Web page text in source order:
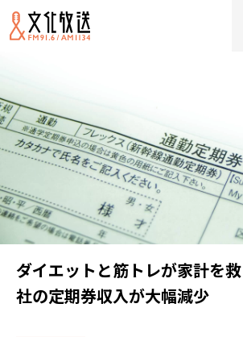
ダイエットと筋トレが家計を
社の定期券収入が大幅減少